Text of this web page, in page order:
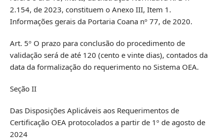
2.154, de 2023, constituem o Anexo III, Item 1.
Informações gerais da Portaria Coana nº 77, de 2020.
Art. 5º O prazo para conclusão do procedimento de
validação será de até 120 (cento e vinte dias), contados da
data da formalização do requerimento no Sistema OEA.
Seção II
Das Disposições Aplicáveis aos Requerimentos de
Certificação OEA protocolados a partir de 1º de agosto de
2024